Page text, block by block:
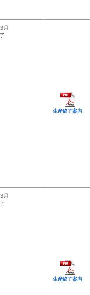
月
生産終了案内
月
生産終了案内